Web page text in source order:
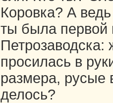
Коровка? А
ты была первой
Петрозаводска:
просилась в
размера, русые
делось?